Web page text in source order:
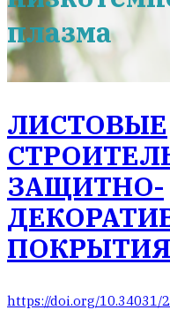
плазма
ЛИСТОВЫЕ
ЗАЩИТНО-
https://doi.org/10.34031/